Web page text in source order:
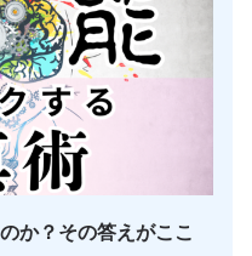
か？その答えがここ